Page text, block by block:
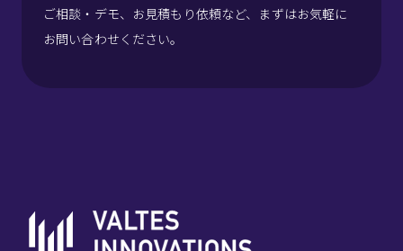
ご相談・デモ、お見積もり依頼など、まずはお気軽に
お問い合わせください。